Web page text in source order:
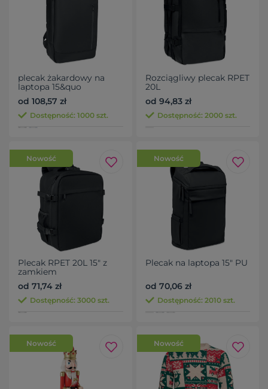
plecak żakardowy na
laptopa 15&quo
od 108,57 zł
Dostępność: 1000 szt.
Rozciągliwy plecak RPET
20L
od 94,83 zł
Dostępność: 2000 szt.
Nowość
Plecak RPET 20L 15" z
zamkiem
od 71,74 zł
Dostępność: 3000 szt.
Nowość
Plecak na laptopa 15" PU
od 70,06 zł
Dostępność: 2010 szt.
Nowość Nowość